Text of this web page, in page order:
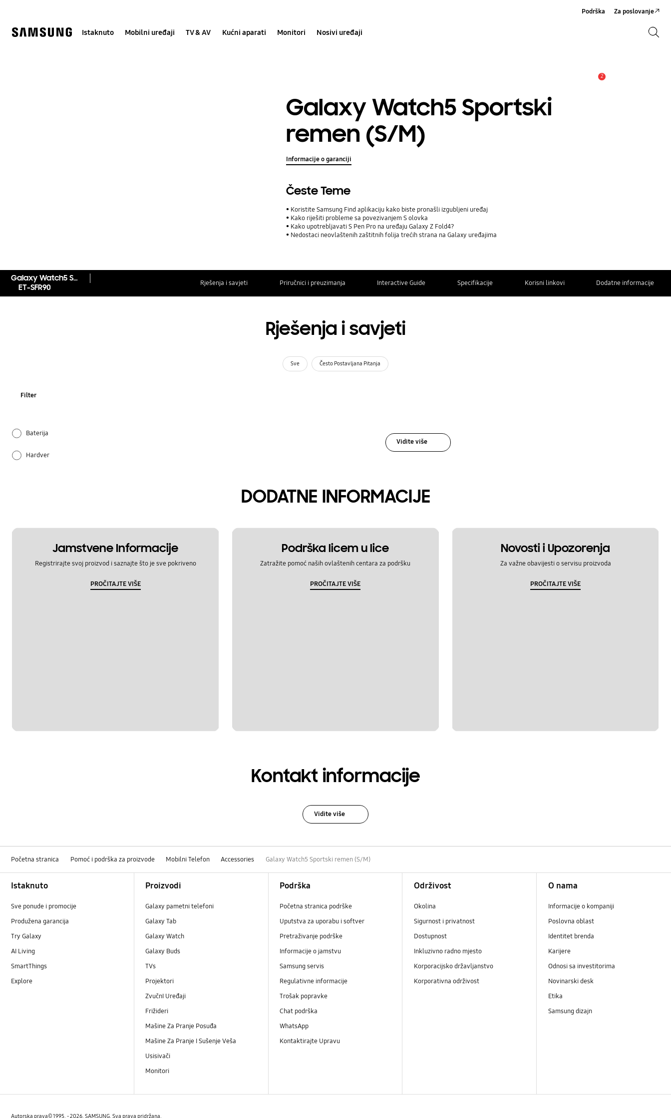
help
Istaknuto Mobilni uređaji TV & AV Kućni aparati Monitori Nosivi uređaji
Podrška Za poslovanje
2
Galaxy Watch5 Sportski
remen (S/M)
Informacije o garanciji
Česte Teme
Koristite Samsung Find aplikaciju kako biste pronašli izgubljeni uređaj
Kako riješiti probleme sa povezivanjem S olovka
Kako upotrebljavati S Pen Pro na uređaju Galaxy Z Fold4?
Nedostaci neovlaštenih zaštitnih folija trećih strana na Galaxy uređajima
Galaxy Watch5 Sportski remen (S/M)
ET-SFR90
Rješenja i savjeti Priručnici i preuzimanja Interactive Guide Specifikacije Korisni linkovi Dodatne informacije
Rješenja i savjeti
Sve Često Postavljana Pitanja
Filter
Baterija
Hardver
Vidite više
DODATNE INFORMACIJE
Jamstvene Informacije
Registrirajte svoj proizvod i saznajte što je sve pokriveno
PROČITAJTE VIŠE
Podrška licem u lice
Zatražite pomoć naših ovlaštenih centara za podršku
PROČITAJTE VIŠE
Novosti i Upozorenja
Za važne obavijesti o servisu proizvoda
PROČITAJTE VIŠE
Kontakt informacije
Vidite više
Početna stranica Pomoć i podrška za proizvode Mobilni Telefon Accessories Galaxy Watch5 Sportski remen (S/M)
Istaknuto
Sve ponude i promocije
Produžena garancija
Try Galaxy
AI Living
SmartThings
Explore
Proizvodi
Galaxy pametni telefoni
Galaxy Tab
Galaxy Watch
Galaxy Buds
TVs
Projektori
ZvučnI Uređaji
Frižideri
Mašine Za Pranje Posuđa
Mašine Za Pranje I Sušenje Veša
Usisivači
Monitori
Podrška
Početna stranica podrške
Uputstva za uporabu i softver
Pretraživanje podrške
Informacije o jamstvu
Samsung servis
Regulativne informacije
Trošak popravke
Chat podrška
WhatsApp
Kontaktirajte Upravu
Održivost
Okolina
Sigurnost i privatnost
Dostupnost
Inkluzivno radno mjesto
Korporacijsko državljanstvo
Korporativna održivost
O nama
Informacije o kompaniji
Poslovna oblast
Identitet brenda
Karijere
Odnosi sa investitorima
Novinarski desk
Etika
Samsung dizajn
Autorska prava© 1995. - 2026. SAMSUNG. Sva prava pridržana.